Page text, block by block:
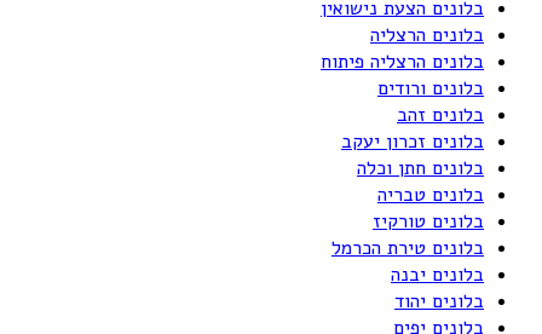
בלונים הצעת נישואין
בלונים הרצליה
בלונים הרצליה פיתוח
בלונים ורודים
בלונים זהב
בלונים זכרון יעקב
בלונים חתן וכלה
בלונים טבריה
בלונים טורקיז
בלונים טירת הכרמל
בלונים יבנה
בלונים יהוד
בלונים יפים